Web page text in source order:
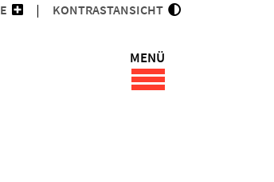
KONTRASTANSICHT
MENÜ